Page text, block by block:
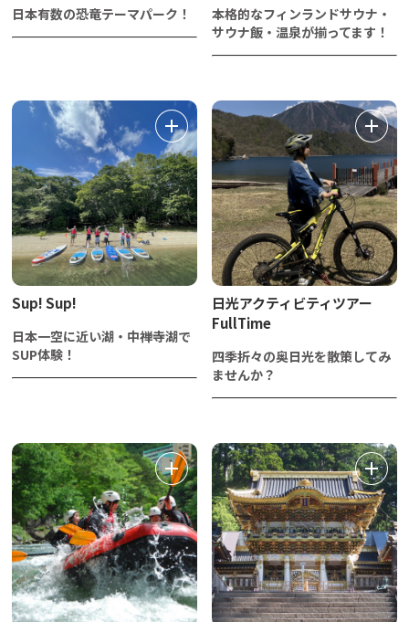
日本有数の恐竜テーマパーク！
本格的なフィンランドサウナ・
サウナ飯・温泉が揃ってます！
Sup! Sup!
日本一空に近い湖・中禅寺湖で
SUP体験！
日光アクティビティツアー
FullTime
四季折々の奥日光を散策してみ
ませんか？